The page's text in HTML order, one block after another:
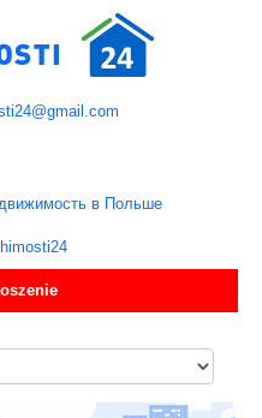
в Польше